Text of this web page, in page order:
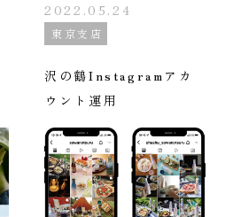
2022.05.24
東京支店
沢の鶴Instagramアカ
ウント運用